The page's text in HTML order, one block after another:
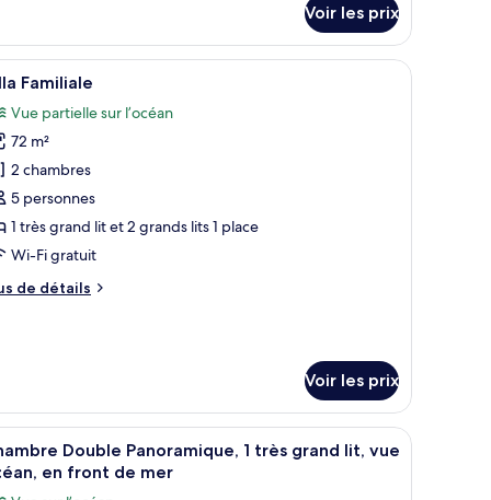
Voir les prix
un balcon doté d’une table et de chaises, et une vue sur l’extérieur.
:
Une chambre d’hôtel comprenant un
9 Familiale
Vue partielle sur l’océan
72 m²
2 chambres
5 personnes
1 très grand lit et 2 grands lits 1 place
Wi-Fi gratuit
de détails
Voir les prix
draps fournis Une plage bordée de palmiers, une
7
Double Panoramique, 1 très grand lit, vue
en front de mer